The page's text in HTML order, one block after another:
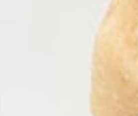
Handgemachte Turrons, traditionell